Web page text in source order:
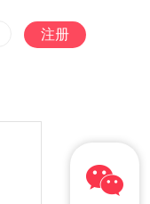
注册